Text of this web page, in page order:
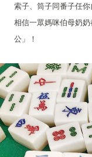
索子、筒子同番子任
相信一眾媽咪伯母奶
公」！